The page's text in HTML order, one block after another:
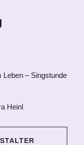
Leben – Singstunde
Heinl